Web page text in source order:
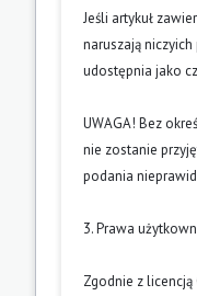
Jeśli artykuł
naruszają
udostępnia jako
UWAGA! Bez
nie zostanie
podania
3. Prawa
Zgodnie z